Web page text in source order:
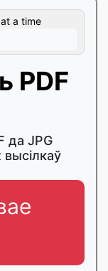
a time
PDF
да JPG